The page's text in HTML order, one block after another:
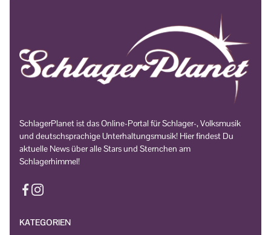
SchlagerPlanet ist das Online-Portal für Schlager-, Volksmusik
und deutschsprachige Unterhaltungsmusik! Hier findest Du
aktuelle News über alle Stars und Sternchen am
Schlagerhimmel!
KATEGORIEN